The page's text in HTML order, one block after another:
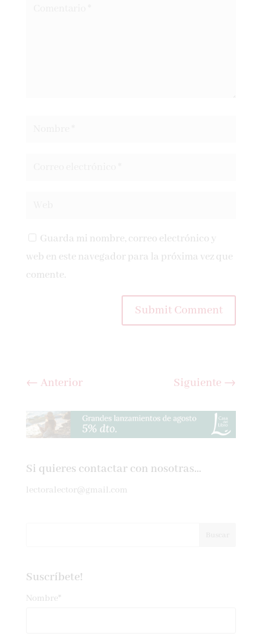
Guarda mi nombre, correo electrónico y
web en este navegador para la próxima vez que
comente.
Submit Comment
←Anterior Siguiente →
Si quieres contactar con nosotras…
lectoralector@gmail.com
Suscríbete!
Nombre*